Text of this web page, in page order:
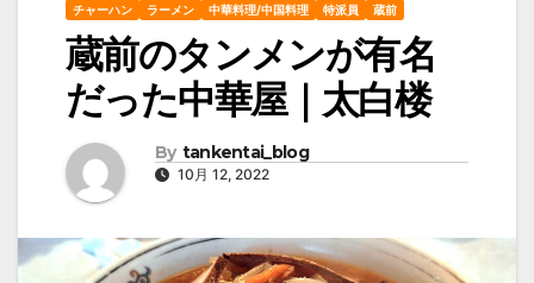
チャーハン ラーメン 中華料理/中国料理 特派員 蔵前
蔵前のタンメンが有名
だった中華屋｜太白楼
By tankentai_blog
10月 12, 2022